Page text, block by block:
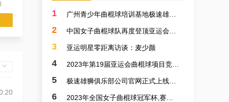
1
2
3 亚运明星零距离访谈：麦少颜
4
5
6